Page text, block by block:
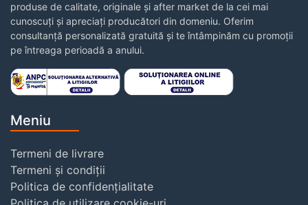
produse de calitate, originale și after market de la cei mai
cunoscuți și apreciați producători din domeniu. Oferim
consultanță personalizată gratuită și te întâmpinăm cu promoții
pe întreaga perioadă a anului.
Meniu
Termeni de livrare
Termeni și condiții
Politica de confidențialitate